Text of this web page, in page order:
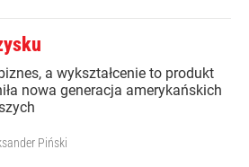
a wykształcenie to produkt
nowa generacja amerykańskich
Piński